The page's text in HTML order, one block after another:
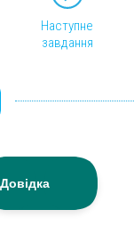
Наступне
завдання